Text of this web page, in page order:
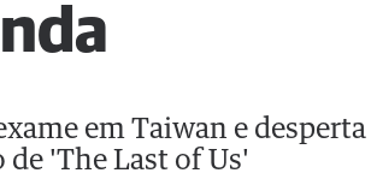
em Taiwan e desperta
'The Last of Us'